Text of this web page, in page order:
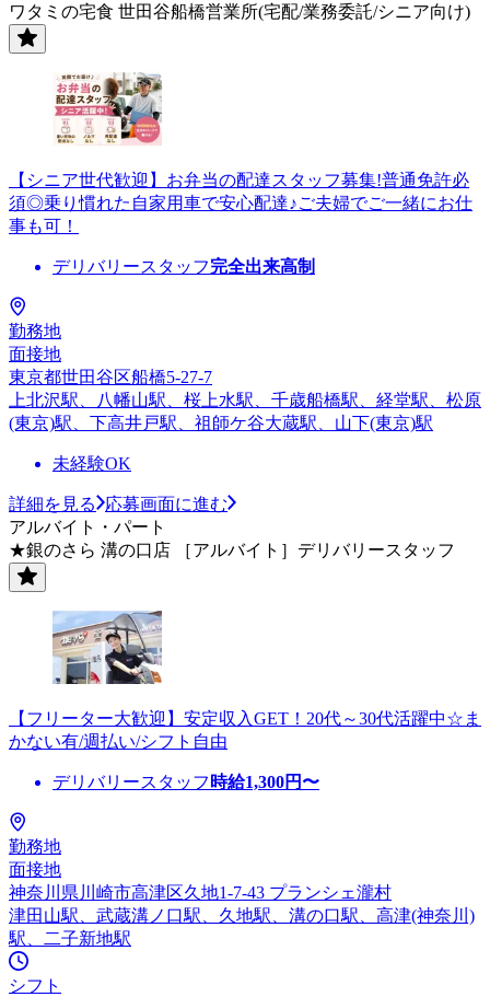
ワタミの宅食 世田谷船橋営業所(宅配/業務委託/シニア向け)
【シニア世代歓迎】お弁当の配達スタッフ募集!普通免許必
須◎乗り慣れた自家用車で安心配達♪ご夫婦でご一緒にお仕
事も可！
デリバリースタッフ完全出来高制
勤務地
面接地
東京都世田谷区船橋5-27-7
上北沢駅、八幡山駅、桜上水駅、千歳船橋駅、経堂駅、松原
(東京)駅、下高井戸駅、祖師ケ谷大蔵駅、山下(東京)駅
未経験OK
詳細を見る
応募画面に進む
アルバイト・パート
★銀のさら 溝の口店 ［アルバイト］デリバリースタッフ
【フリーター大歓迎】安定収入GET！20代～30代活躍中☆ま
かない有/週払い/シフト自由
デリバリースタッフ 時給1,300円〜
勤務地
面接地
神奈川県川崎市高津区久地1-7-43 プランシェ瀧村
津田山駅、武蔵溝ノ口駅、久地駅、溝の口駅、高津(神奈川)
駅、二子新地駅
シフト